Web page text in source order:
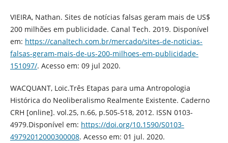
VIEIRA, Nathan. Sites de notícias falsas geram mais de US$
200 milhões em publicidade. Canal Tech. 2019. Disponível
em: https://canaltech.com.br/mercado/sites-de-noticias-
falsas-geram-mais-de-us-200-milhoes-em-publicidade-
151097/. Acesso em: 09 jul 2020.
WACQUANT, Loïc.Três Etapas para uma Antropologia
Histórica do Neoliberalismo Realmente Existente. Caderno
CRH [online]. vol.25, n.66, p.505-518, 2012. ISSN 0103-
4979.Disponível em: https://doi.org/10.1590/S0103-
49792012000300008. Acesso em: 01 jul. 2020.